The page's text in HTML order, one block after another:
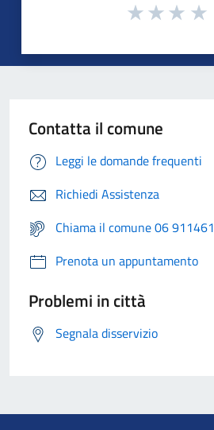
Contatta il comune
Leggi le domande frequenti
Richiedi Assistenza
Chiama il comune 06 911461
Prenota un appuntamento
Problemi in città
Segnala disservizio